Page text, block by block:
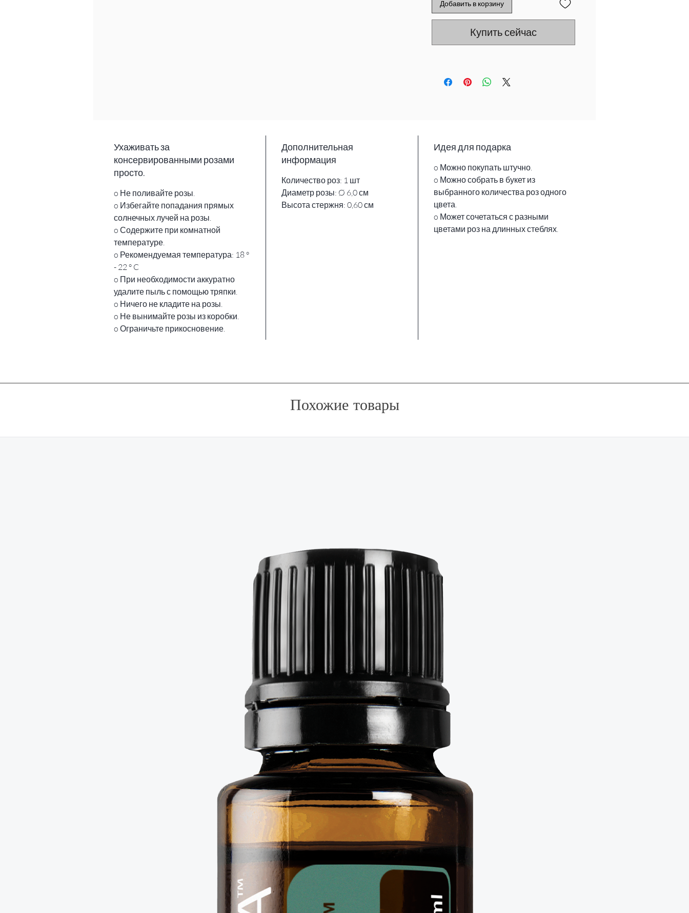
Добавить в корзину
Купить сейчас
Ухаживать за
консервированными розами
просто.
o Не поливайте розы.
o Избегайте попадания прямых
солнечных лучей на розы.
o Содержите при комнатной
температуре.
o Рекомендуемая температура: 18 °
- 22 ° C
o При необходимости аккуратно
удалите пыль с помощью тряпки.
o Ничего не кладите на розы.
o Не вынимайте розы из коробки.
o Ограничьте прикосновение.
Дополнительная
информация
Количество роз: 1 шт
Диаметр розы: Ø 6,0 см
Высота стержня: 0,60 см
Идея для подарка
o Можно покупать штучно.
o Можно собрать в букет из
выбранного количества роз одного
цвета.
o Может сочетаться с разными
цветами роз на длинных стеблях.
Похожие товары